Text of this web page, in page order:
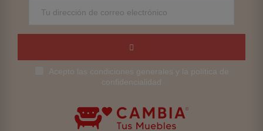
Acepto las condiciones generales y la política de
confidencialidad